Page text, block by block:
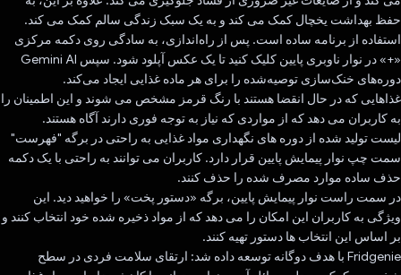
حفظ بهداشت یخچال کمک می کند و به یک سبک زندگی سالم کمک می کند.
استفاده از برنامه ساده است. پس از راه‌اندازی، به سادگی روی دکمه مرکزی
«+» در نوار ناوبری پایین کلیک کنید تا یک عکس آپلود شود. سپس Gemini AI
دوره‌های خنک‌سازی توصیه‌شده را برای هر ماده غذایی ایجاد می‌کند.
غذاهایی که در حال انقضا هستند با رنگ قرمز مشخص می شوند و این اطمینان را
به کاربران می دهد که از مواردی که نیاز به توجه فوری دارند آگاه هستند.
لیست تولید شده از دوره های نگهداری مواد غذایی به راحتی در برگه "فهرست"
سمت چپ نوار پیمایش پایین قرار دارد. کاربران می توانند به راحتی با یک دکمه
حذف ساده موارد مصرف شده را حذف کنند.
در سمت راست نوار پیمایش پایین، برگه «دستور پخت» را خواهید دید. این
ویژگی به کاربران این امکان را می دهد که از مواد ذخیره شده خود انتخاب کنند و
بر اساس این انتخاب ها دستور تهیه کنند.
Fridgenie با هدف دوگانه توسعه داده شد: ارتقای سلامت فردی در سطح